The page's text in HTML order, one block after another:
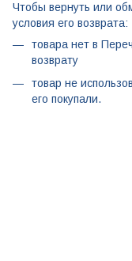
Чтобы вернуть или
условия его возврата:
товара нет в
возврату
товар не
его покупали.